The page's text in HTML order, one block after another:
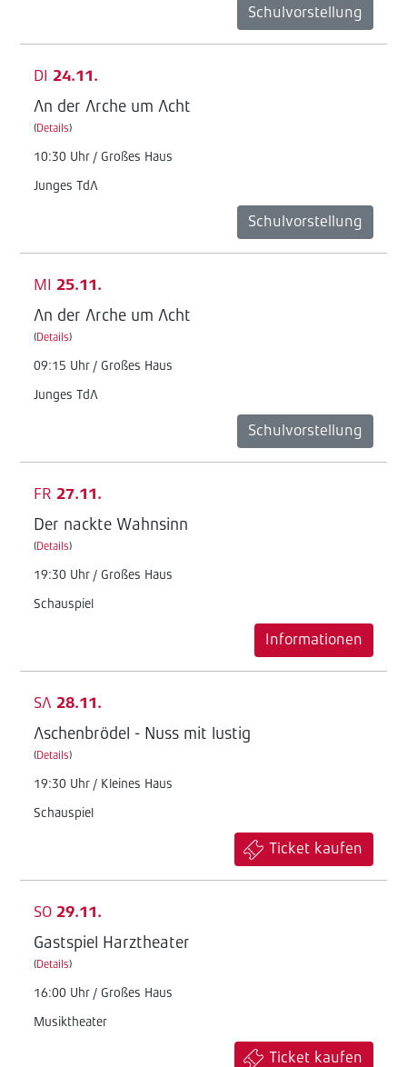
Schulvorstellung
DI 24.11.
An der Arche um Acht
(Details)
10:30 Uhr / Großes Haus
Junges TdA
Schulvorstellung
MI 25.11.
An der Arche um Acht
(Details)
09:15 Uhr / Großes Haus
Junges TdA
Schulvorstellung
FR 27.11.
Der nackte Wahnsinn
(Details)
19:30 Uhr / Großes Haus
Schauspiel
Informationen
SA 28.11.
Aschenbrödel - Nuss mit lustig
(Details)
19:30 Uhr / Kleines Haus
Schauspiel
Ticket kaufen
SO 29.11.
Gastspiel Harztheater
(Details)
16:00 Uhr / Großes Haus
Musiktheater
Ticket kaufen